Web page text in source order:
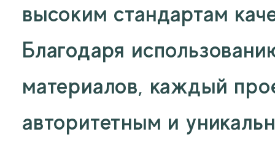
высоким стандартам
Благодаря
материалов, каждый
авторитетным и